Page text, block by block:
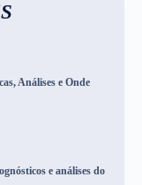
Análises e Onde
e análises do